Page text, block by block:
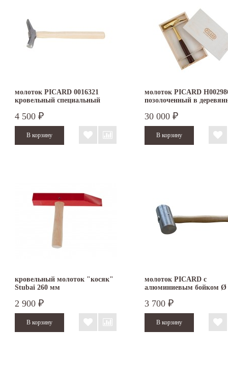
молоток PICARD 0016321
кровельный специальный
4 500 ₽
молоток PICARD
позолоченный в
30 000 ₽
кровельный молоток "косяк"
Stubai 260 мм
2 900 ₽
молоток PICARD с
алюминиевым бойком Ø
3 700 ₽